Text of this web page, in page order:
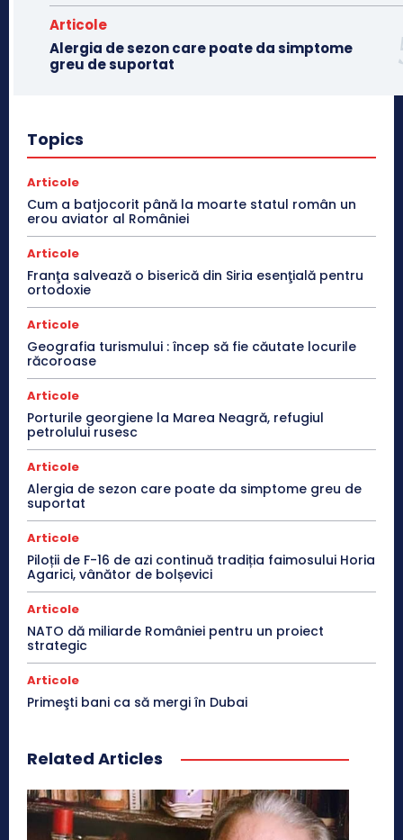
Articole
Alergia de sezon care poate da simptome
greu de suportat
Topics
Articole
Cum a batjocorit până la moarte statul român un
erou aviator al României
Articole
Franţa salvează o biserică din Siria esenţială pentru
ortodoxie
Articole
Geografia turismului : încep să fie căutate locurile
răcoroase
Articole
Porturile georgiene la Marea Neagră, refugiul
petrolului rusesc
Articole
Alergia de sezon care poate da simptome greu de
suportat
Articole
Piloții de F-16 de azi continuă tradiția faimosului Horia
Agarici, vânător de bolșevici
Articole
NATO dă miliarde României pentru un proiect
strategic
Articole
Primeşti bani ca să mergi în Dubai
Related Articles